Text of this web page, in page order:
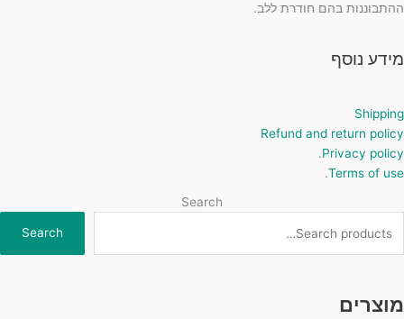
ההתבוננות בהם חודרת ללב.
מידע נוסף
Shipping
Refund and return policy
Privacy policy
.
Terms of use
.
Search
Search
מוצרים